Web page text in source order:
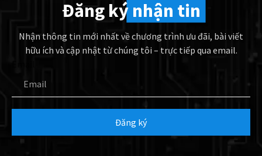
Đăng ký nhận tin
Nhận thông tin mới nhất về chương trình ưu đãi, bài viết
hữu ích và cập nhật từ chúng tôi – trực tiếp qua email.
Đăng ký